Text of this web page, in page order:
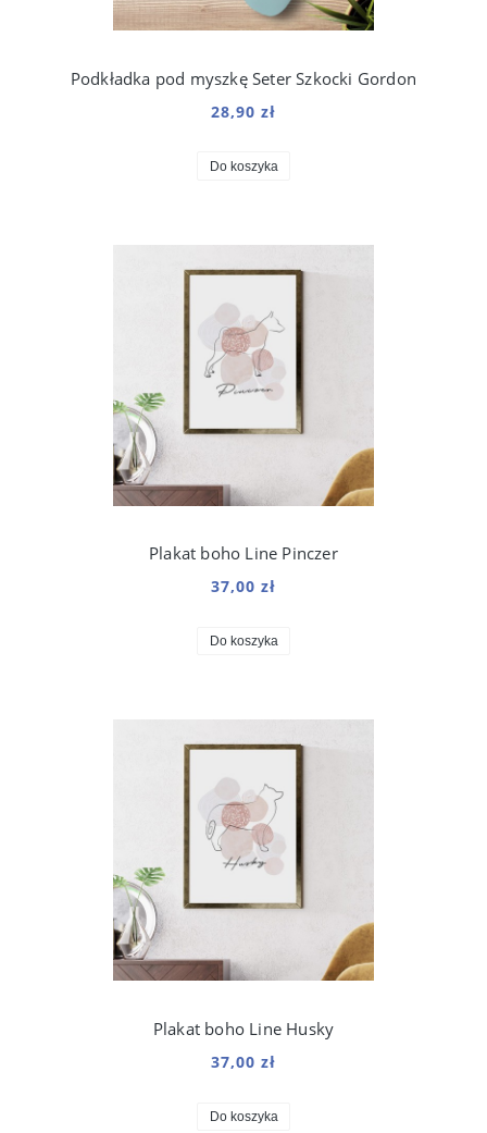
Podkładka pod myszkę Seter Szkocki Gordon
28,90 zł
Do koszyka
Plakat boho Line Pinczer
37,00 zł
Do koszyka
Plakat boho Line Husky
37,00 zł
Do koszyka